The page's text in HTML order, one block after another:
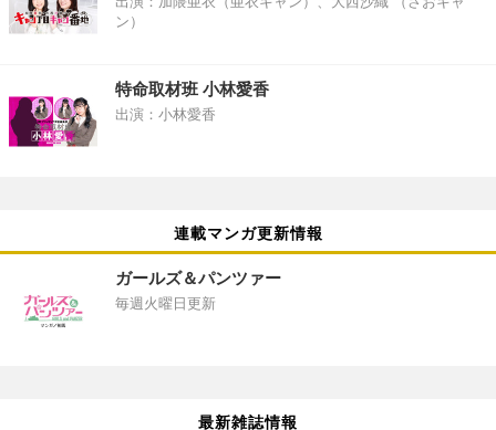
ン）
特命取材班 小林愛香
出演：小林愛香
連載マンガ更新情報
ガールズ＆パンツァー
毎週火曜日更新
最新雑誌情報